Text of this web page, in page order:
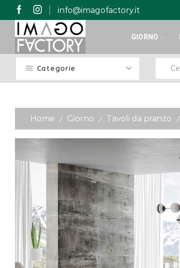
info@imagofactory.it
GIORNO
Categorie
Home / Giorno / Tavoli da pranzo /